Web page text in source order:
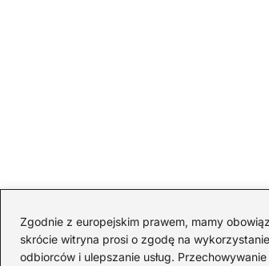
Zgodnie z europejskim prawem, mamy
skrócie witryna prosi o zgodę na
odbiorców i ulepszanie usług.